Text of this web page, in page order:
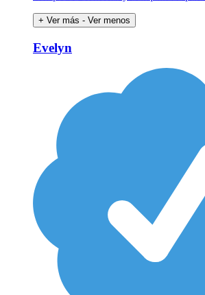
+ Ver más - Ver menos
Evelyn